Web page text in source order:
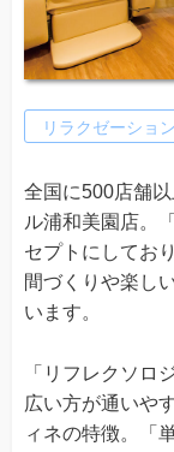
リラクゼーション
全国に500店舗
ル浦和美園店。
セプトにしてお
間づくりや楽し
います。
「リフレクソロ
広い方が通いや
ィネの特徴。「